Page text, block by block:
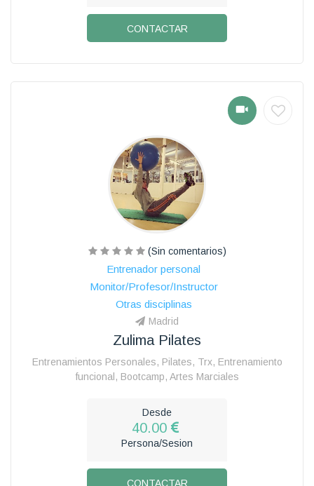
CONTACTAR
(Sin comentarios)
Entrenador personal
Monitor/Profesor/Instructor
Otras disciplinas
Madrid
Zulima Pilates
Entrenamientos Personales, Pilates, Trx, Entrenamiento
funcional, Bootcamp, Artes Marciales
Desde
40.00
Persona/Sesion
CONTACTAR